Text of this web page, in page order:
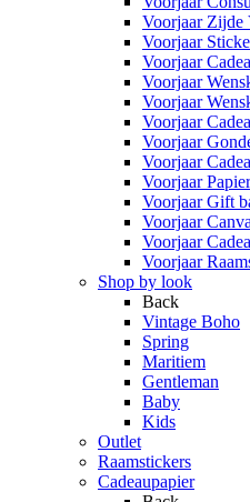
Voorjaar Zijde
Voorjaar
Voorjaar
Voorjaar
Voorjaar
Voorjaar
Voorjaar
Voorjaar
Voorjaar
Voorjaar Gift
Voorjaar
Voorjaar
Voorjaar
Shop by look
Back
Vintage Boho
Spring
Maritiem
Gentleman
Baby
Kids
Outlet
Raamstickers
Cadeaupapier